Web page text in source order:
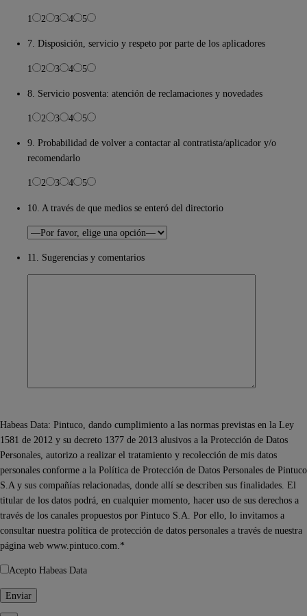
1 2 3 4 5
7. Disposición, servicio y respeto por parte de los aplicadores
1 2 3 4 5
8. Servicio posventa: atención de reclamaciones y novedades
1 2 3 4 5
9. Probabilidad de volver a contactar al contratista/aplicador y/o
recomendarlo
1 2 3 4 5
10. A través de que medios se enteró del directorio
11. Sugerencias y comentarios
Habeas Data: Pintuco, dando cumplimiento a las normas previstas en la Ley
1581 de 2012 y su decreto 1377 de 2013 alusivos a la Protección de Datos
Personales, autorizo a realizar el tratamiento y recolección de mis datos
personales conforme a la Política de Protección de Datos Personales de Pintuco
S.A y sus compañías relacionadas, donde allí se describen sus finalidades. El
titular de los datos podrá, en cualquier momento, hacer uso de sus derechos a
través de los canales propuestos por Pintuco S.A. Por ello, lo invitamos a
consultar nuestra política de protección de datos personales a través de nuestra
página web www.pintuco.com.*
Acepto Habeas Data